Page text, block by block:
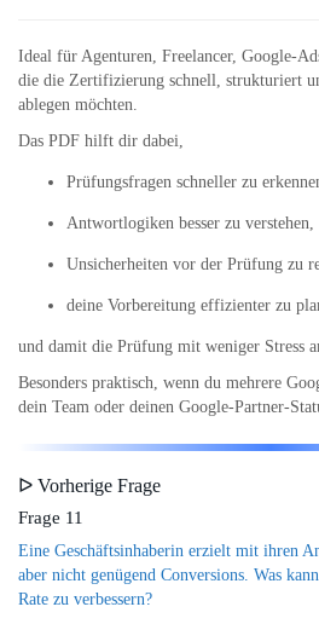
Ideal für Agenturen, Freelancer, Google-
die die Zertifizierung schnell, strukturiert
ablegen möchten.
Das PDF hilft dir dabei,
Prüfungsfragen schneller zu
Antwortlogiken besser zu verstehen,
Unsicherheiten vor der Prüfung zu
deine Vorbereitung effizienter zu
und damit die Prüfung mit weniger Stress
Besonders praktisch, wenn du mehrere
dein Team oder deinen Google-Partner-
ᐅ Vorherige Frage
Frage 11
Eine Geschäftsinhaberin erzielt mit ihren
aber nicht genügend Conversions. Was
Rate zu verbessern?